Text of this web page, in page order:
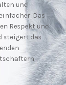
und
Das
Respekt und
steigert das